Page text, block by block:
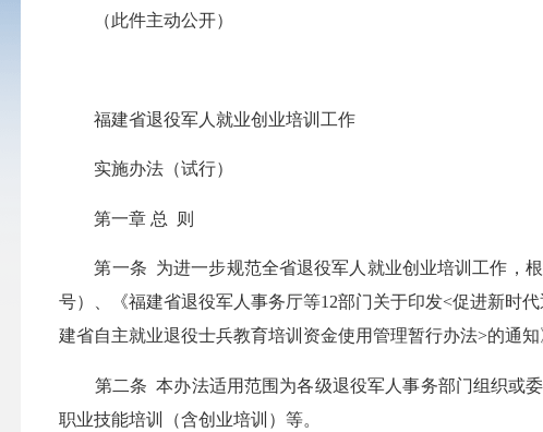
（此件主动公开）
福建省退役军人就业创业培训工作
实施办法（试行）
第一章 总 则
第一条 为进一步规范全省退役军人就业创业培训工作，根
号）、《福建省退役军人事务厅等12部门关于印发<促进新时
建省自主就业退役士兵教育培训资金使用管理暂行办法>的通
第二条 本办法适用范围为各级退役军人事务部门组织或委
职业技能培训（含创业培训）等。